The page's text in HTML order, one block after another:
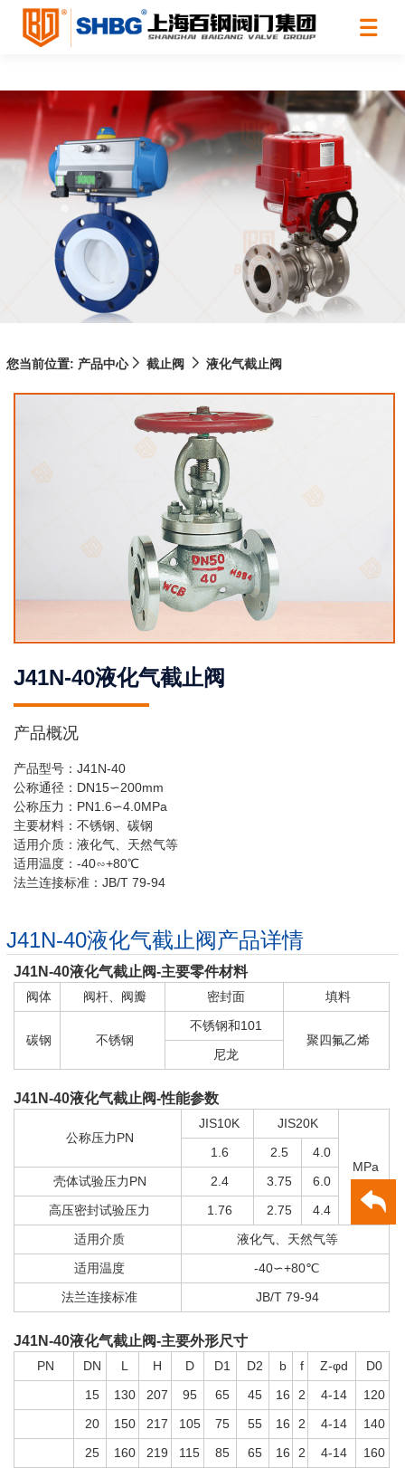
您当前位置: 产品中心 截止阀 液化气截止阀
J41N-40液化气截止阀
产品概况
产品型号：J41N-40
公称通径：DN15∽200mm
公称压力：PN1.6∽4.0MPa
主要材料：不锈钢、碳钢
适用介质：液化气、天然气等
适用温度：-40∽+80℃
法兰连接标准：JB/T 79-94
J41N-40液化气截止阀产品详情
J41N-40液化气截止阀-主要零件材料
阀体 阀杆、阀瓣 密封面 填料
碳钢 不锈钢
不锈钢和101
聚四氟乙烯
尼龙
J41N-40液化气截止阀-性能参数
公称压力PN
JIS10K JIS20K
MPa
1.6 2.5
4.0
壳体试验压力PN
2.4 3.75
6.0
高压密封试验压力
1.76 2.75
4.4
适用介质
液化气、天然气等
适用温度
-40∽+80℃
法兰连接标准
JB/T 79-94
J41N-40液化气截止阀-主要外形尺寸
PN DN L H D D1 D2 b f Z-φd
D0
15
130 207 95 65 45 16 2 4-14
120
20
150 217 105 75 55 16 2 4-14
140
25
160 219 115 85 65 16 2 4-14
160